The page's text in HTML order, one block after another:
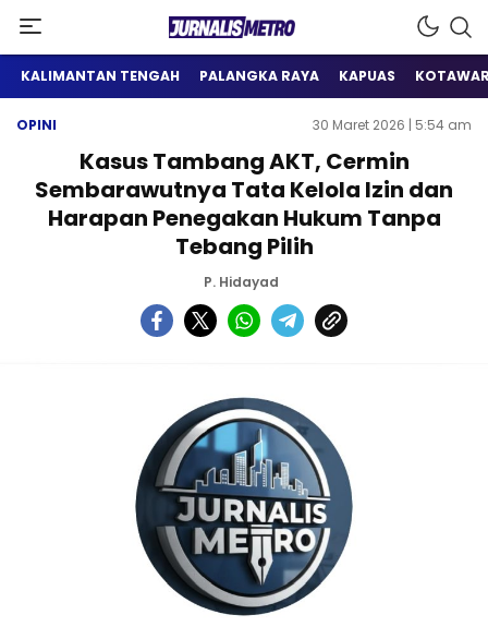
Jurnalis Metro
Satu Wadah Informasi
KALIMANTAN TENGAH PALANGKA RAYA KAPUAS
OPINI 30 Maret 2026 | 5:54 am
Kasus Tambang AKT, Cermin
Sembarawutnya Tata Kelola Izin dan
Harapan Penegakan Hukum Tanpa
Tebang Pilih
P. Hidayad